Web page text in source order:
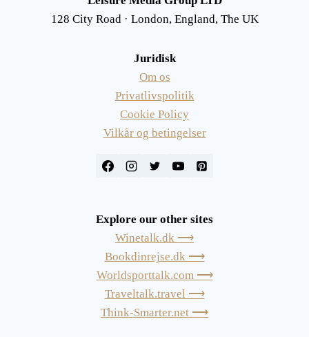
128 City Road · London, England, The UK
Juridisk
Om os
Privatlivspolitik
Cookie Policy
Vilkår og betingelser
Explore our other sites
Winetalk.dk ⟶
Bookdinrejse.dk ⟶
Worldsporttalk.com ⟶
Traveltalk.travel ⟶
Think-Smarter.net ⟶